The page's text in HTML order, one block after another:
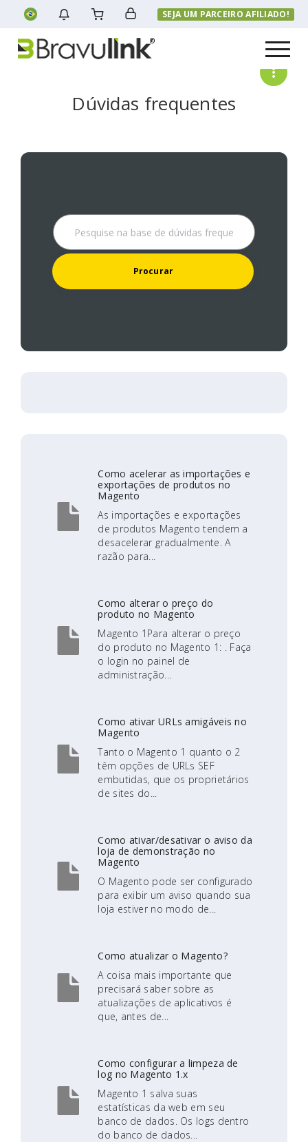
SEJA UM PARCEIRO AFILIADO!
Menu
Dúvidas frequentes
Como acelerar as importações e
exportações de produtos no
Magento
As importações e exportações
de produtos Magento tendem a
desacelerar gradualmente. A
razão para...
Como alterar o preço do
produto no Magento
Magento 1Para alterar o preço
do produto no Magento 1: . Faça
o login no painel de
administração...
Como ativar URLs amigáveis no
Magento
Tanto o Magento 1 quanto o 2
têm opções de URLs SEF
embutidas, que os proprietários
de sites do...
Como ativar/desativar o aviso da
loja de demonstração no
Magento
O Magento pode ser configurado
para exibir um aviso quando sua
loja estiver no modo de...
Como atualizar o Magento?
A coisa mais importante que
precisará saber sobre as
atualizações de aplicativos é
que, antes de...
Como configurar a limpeza de
log no Magento 1.x
Magento 1 salva suas
estatísticas da web em seu
banco de dados. Os logs dentro
do banco de dados...